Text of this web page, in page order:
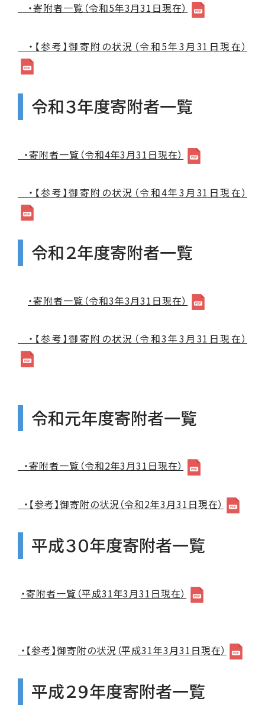
・寄附者一覧（令和5年3月31日現在）
・【参考】御寄附の状況（令和5年3月31日現在）
令和３年度寄附者一覧
・寄附者一覧（令和4年3月31日現在）
・【参考】御寄附の状況（令和4年3月31日現在）
令和２年度寄附者一覧
・寄附者一覧（令和3年3月31日現在）
・【参考】御寄附の状況（令和3年3月31日現在）
令和元年度寄附者一覧
・寄附者一覧（令和2年3月31日現在）
・【参考】御寄附の状況（令和2年3月31日現在）
平成３０年度寄附者一覧
・寄附者一覧（平成31年3月31日現在）
・【参考】御寄附の状況（平成31年3月31日現在）
平成２９年度寄附者一覧